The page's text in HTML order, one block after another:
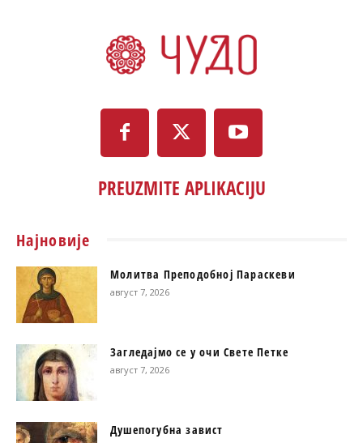
PREUZMITE APLIKACIJU
Најновије
Молитва Преподобној Параскеви
август 7, 2026
Загледајмо се у очи Свете Петке
август 7, 2026
Душепогубна завист